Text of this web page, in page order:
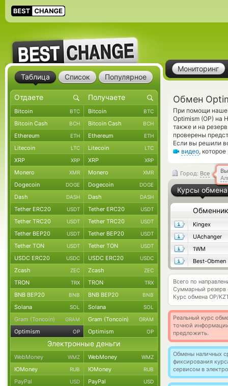
Мониторинг
Обмен
При помощи
Optimism (OP) на
также и на
проверены
Если вы решили
видео,
Город: Все
Курсы обмена
Обменник
Kingex
UAchanger
1WM
Best-Obmen
Всего по
Суммарный резерв
Курс обмена OP/
Реальный курс
точной
предложить.
Обмены наличных
фиксирования
сервисом в
Таблица Список Популярное
Bitcoin BTC Bitcoin BTC
Bitcoin Cash BCH Bitcoin Cash BCH
Ethereum ETH Ethereum ETH
Litecoin LTC Litecoin LTC
XRP XRP XRP XRP
Monero XMR Monero XMR
Dogecoin DOGE Dogecoin DOGE
Dash DASH Dash DASH
Tether ERC20 USDT Tether ERC20 USDT
Tether TRC20 USDT Tether TRC20 USDT
Tether BEP20 USDT Tether BEP20 USDT
Tether TON USDT Tether TON USDT
USDC ERC20 USDC USDC ERC20 USDC
Zcash ZEC Zcash ZEC
TRON TRX TRON TRX
BNB BEP20 BNB BNB BEP20 BNB
Solana SOL Solana SOL
Gram (Toncoin) GRAM Gram (Toncoin) GRAM
Optimism OP Optimism OP
Электронные деньги
WebMoney WMZ WebMoney WMZ
ЮMoney RUB ЮMoney RUB
PayPal USD PayPal USD